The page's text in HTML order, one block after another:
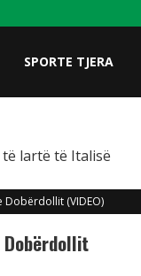
SPORTE TJERA
të lartë të Italisë
Dobërdollit (VIDEO)
Dobërdollit